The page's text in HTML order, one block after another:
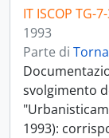
IT ISCOP TG-
1993
Parte di
svolgimento
1993):